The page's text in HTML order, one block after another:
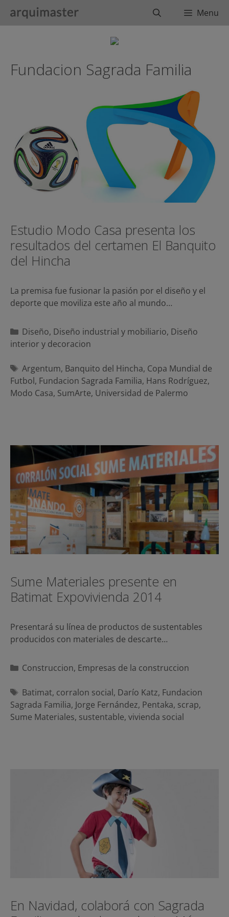
BuscarMenu
Fundacion Sagrada Familia
Estudio Modo Casa presenta los
resultados del certamen El Banquito
del Hincha
La premisa fue fusionar la pasión por el diseño y el
deporte que moviliza este año al mundo…
Categorías
Diseño, Diseño industrial y mobiliario, Diseño
interior y decoracion
Etiquetas
Argentum, Banquito del Hincha, Copa Mundial de
Futbol, Fundacion Sagrada Familia, Hans Rodríguez,
Modo Casa, SumArte, Universidad de Palermo
Sume Materiales presente en
Batimat Expovivienda 2014
Presentará su línea de productos de sustentables
producidos con materiales de descarte…
Categorías
Construccion, Empresas de la construccion
Etiquetas
Batimat, corralon social, Darío Katz, Fundacion
Sagrada Familia, Jorge Fernández, Pentaka, scrap,
Sume Materiales, sustentable, vivienda social
En Navidad, colaborá con Sagrada